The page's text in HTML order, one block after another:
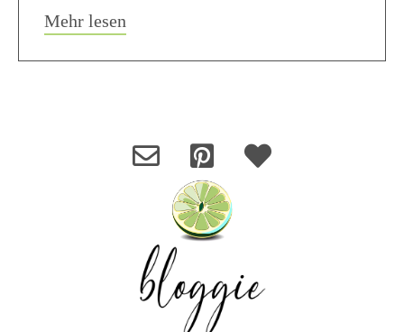
Mehr lesen